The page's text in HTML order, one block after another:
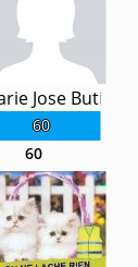
60
Jose Butin
60